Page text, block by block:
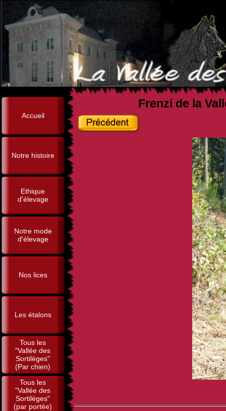
Accueil
Notre histoire
Ethique
d'élevage
Notre mode
d'élevage
Nos lices
Les étalons
Tous les
"Vallée des
Sortilèges"
(Par chien)
Tous les
"Vallée des
Sortilèges"
(par portée)
Frenzi de la